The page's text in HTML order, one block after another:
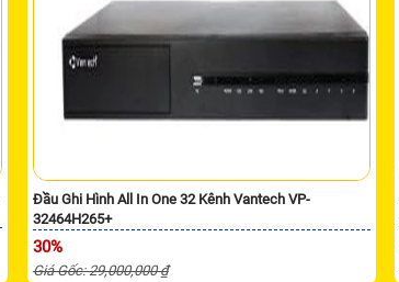
Đầu Ghi Hình All In One 32 Kênh Vantech VP-
32464H265+
30%
Giá Gốc: 29,000,000 ₫